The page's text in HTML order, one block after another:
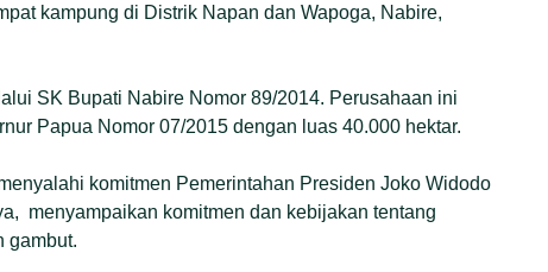
kampung di Distrik Napan dan Wapoga, Nabire,
SK Bupati Nabire Nomor 89/2014. Perusahaan ini
Papua Nomor 07/2015 dengan luas 40.000 hektar.
komitmen Pemerintahan Presiden Joko Widodo
menyampaikan komitmen dan kebijakan tentang
gambut.